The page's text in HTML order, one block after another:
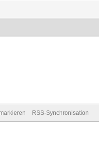
RSS-Synchronisation